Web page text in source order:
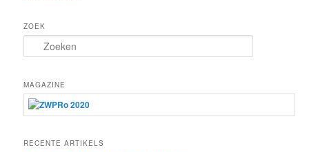
ZOEK
o
k
e
n
MAGAZINE
RECENTE ARTIKELS